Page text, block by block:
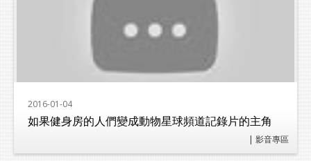
2016-01-04
如果健身房的人們變成動物星球頻道記錄片的主角
| 影音專區